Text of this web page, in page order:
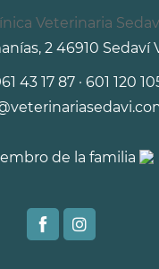
2 46910 Sedaví
43 17 87 · 601 120
de la familia